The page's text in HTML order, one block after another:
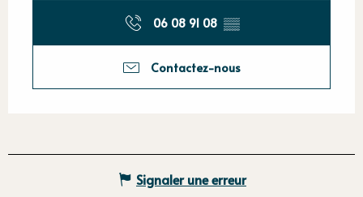
06 08 91 08 ▒▒
Contactez-nous
Signaler une erreur